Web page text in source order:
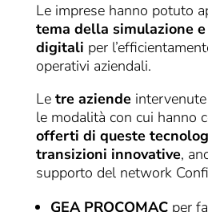
Le imprese hanno potuto
tema della simulazione
digitali per
operativi aziendali.
Le tre aziende
le modalità con cui hanno
offerti di queste
transizioni innovative,
supporto del network
GEA PROCOMACper